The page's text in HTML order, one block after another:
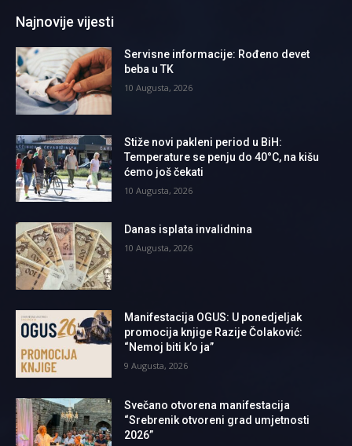
Najnovije vijesti
Servisne informacije: Rođeno devet
beba u TK
10 Augusta, 2026
Stiže novi pakleni period u BiH:
Temperature se penju do 40°C, na kišu
ćemo još čekati
10 Augusta, 2026
Danas isplata invalidnina
10 Augusta, 2026
Manifestacija OGUS: U ponedjeljak
promocija knjige Razije Čolaković:
“Nemoj biti k’o ja”
9 Augusta, 2026
Svečano otvorena manifestacija
“Srebrenik otvoreni grad umjetnosti
2026”